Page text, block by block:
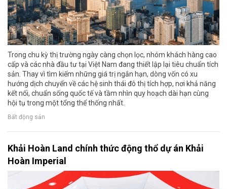
Trong chu kỳ thị trường ngày càng chọn lọc, nhóm khách hàng cao
cấp và các nhà đầu tư tại Việt Nam đang thiết lập lại tiêu chuẩn tích
sản. Thay vì tìm kiếm những giá trị ngắn hạn, dòng vốn có xu
hướng dịch chuyển về các hệ sinh thái đô thị tích hợp, nơi khả năng
kết nối, chuẩn sống quốc tế và tầm nhìn quy hoạch dài hạn cùng
hội tụ trong một tổng thể thống nhất.
Bất động sản
Khải Hoàn Land chính thức động thổ dự án Khải
Hoàn Imperial